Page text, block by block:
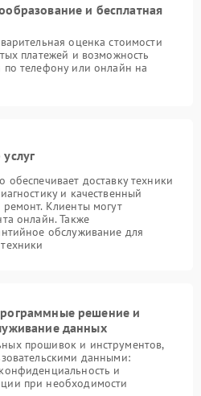
и бесплатная
оценка стоимости
платежей и возможность
по телефону или онлайн на
доставку техники
и качественный
Клиенты могут
онлайн. Также
обслуживание для
решение и
данных
прошивок и инструментов,
данными:
и
при необходимости